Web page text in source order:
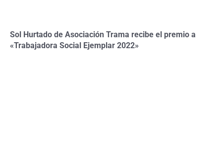
Sol Hurtado de Asociación Trama recibe el premio a
«Trabajadora Social Ejemplar 2022»